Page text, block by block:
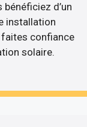
d’un
installation
faites confiance
solaire.